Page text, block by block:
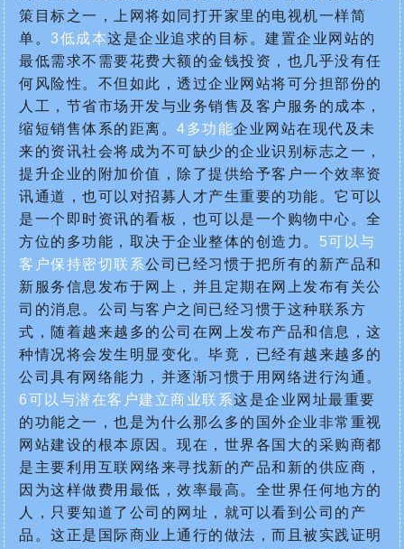
策目标之一，上网将如同打开家里的电视机一样简
单。 3低成本这是企业追求的目标。建置企业网站的
最低需求不需要花费大额的金钱投资，也几乎没有任
何风险性。不但如此，透过企业网站将可分担部份的
人工，节省市场开发与业务销售及客户服务的成本，
缩短销售体系的距离。 4多功能企业网站在现代及未
来的资讯社会将成为不可缺少的企业识别标志之一，
提升企业的附加价值，除了提供给予客户一个效率资
讯通道，也可以对招募人才产生重要的功能。它可以
是一个即时资讯的看板，也可以是一个购物中心。全
方位的多功能，取决于企业整体的创造力。 5可以与
客户保持密切联系公司已经习惯于把所有的新产品和
新服务信息发布于网上，并且定期在网上发布有关公
司的消息。公司与客户之间已经习惯于这种联系方
式，随着越来越多的公司在网上发布产品和信息，这
种情况将会发生明显变化。毕竟，已经有越来越多的
公司具有网络能力，并逐渐习惯于用网络进行沟通。
6可以与潜在客户建立商业联系这是企业网址最重要
的功能之一，也是为什么那么多的国外企业非常重视
网站建设的根本原因。现在，世界各国大的采购商都
是主要利用互联网络来寻找新的产品和新的供应商，
因为这样做费用最低，效率最高。全世界任何地方的
人，只要知道了公司的网址，就可以看到公司的产
品。这正是国际商业上通行的做法，而且被实践证明